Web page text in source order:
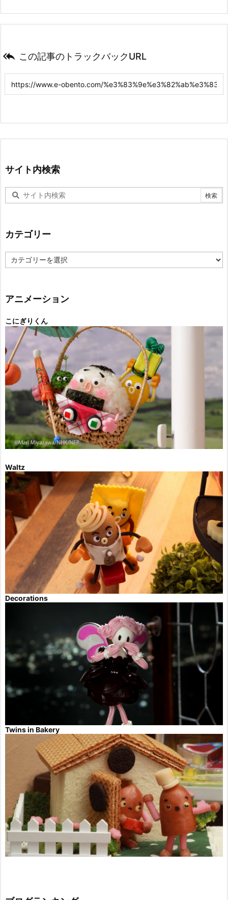
 この記事のトラックバックURL
サイト内検索
カテゴリー
テ
ー
アニメーション
こにぎりくん
Waltz
Decorations
Twins in Bakery